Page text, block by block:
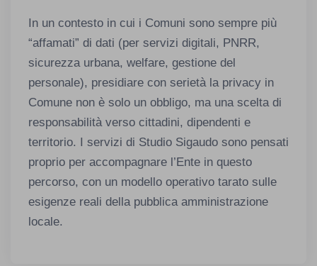
In un contesto in cui i Comuni sono sempre più
“affamati” di dati (per servizi digitali, PNRR,
sicurezza urbana, welfare, gestione del
personale), presidiare con serietà la privacy in
Comune non è solo un obbligo, ma una scelta di
responsabilità verso cittadini, dipendenti e
territorio. I servizi di Studio Sigaudo sono pensati
proprio per accompagnare l’Ente in questo
percorso, con un modello operativo tarato sulle
esigenze reali della pubblica amministrazione
locale.